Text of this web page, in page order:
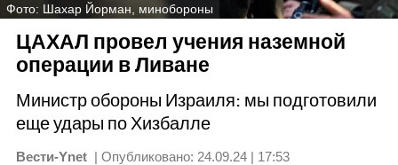
Фото: Шахар Йорман, минобороны
ЦАХАЛ провел учения наземной
операции в Ливане
Министр обороны Израиля: мы подготовили
еще удары по Хизбалле
Вести-Ynet | Опубликовано: 24.09.24 | 17:53